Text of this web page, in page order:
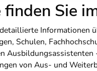
Sie
Informationen
Schulen,
von Aus- und